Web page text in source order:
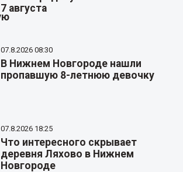
7 августа
07.8.2026 08:30
В Нижнем Новгороде нашли
пропавшую 8-летнюю девочку
07.8.2026 18:25
Что интересного скрывает
деревня Ляхово в Нижнем
Новгороде